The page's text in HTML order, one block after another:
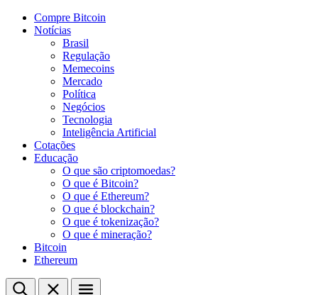
Compre Bitcoin
Notícias
Brasil
Regulação
Memecoins
Mercado
Política
Negócios
Tecnologia
Inteligência Artificial
Cotações
Educação
O que são criptomoedas?
O que é Bitcoin?
O que é Ethereum?
O que é blockchain?
O que é tokenização?
O que é mineração?
Bitcoin
Ethereum